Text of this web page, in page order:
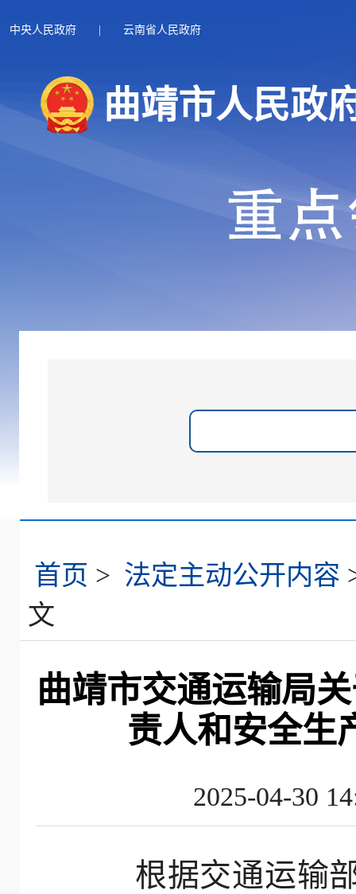
中央人民政府 | 云南省人民政府
曲靖市人民政
首页 > 法定主动公开内容
文
曲靖市交通运输局
责人和安全生
2025-04-30
根据交通运输